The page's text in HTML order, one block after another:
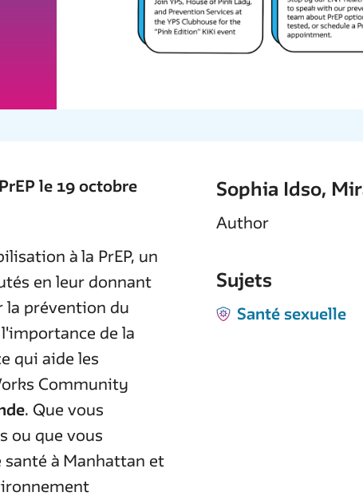
le 19 octobre
à la PrEP, un
en leur donnant
la prévention du
de la
qui aide les
Community
. Que vous
ou que vous
santé à Manhattan et
Sophia Idso,
Author
Sujets
Santé sexuelle